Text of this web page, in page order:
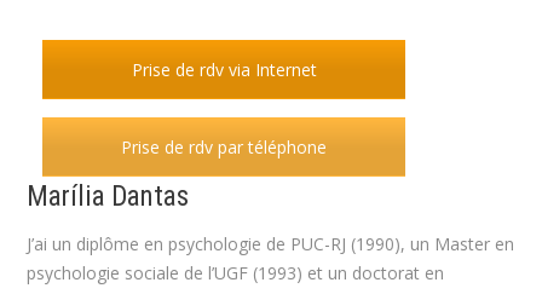
Prise de rdv via Internet
Prise de rdv par téléphone
Marília Dantas
J’ai un diplôme en psychologie de PUC-RJ (1990), un Master en
psychologie sociale de l’UGF (1993) et un doctorat en